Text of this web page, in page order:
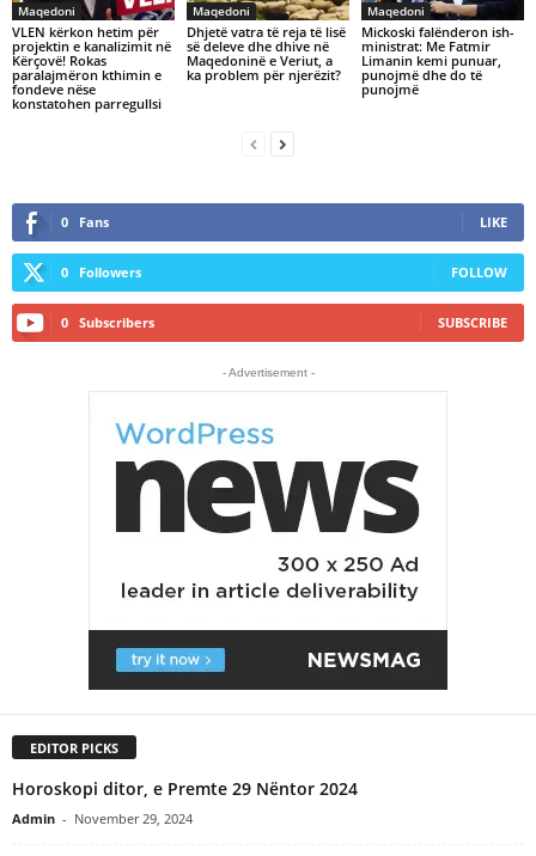
Maqedoni
VLEN kërkon hetim për
projektin e kanalizimit në
Kërçovë! Rokas
paralajmëron kthimin e
fondeve nëse
konstatohen parregullsi
Maqedoni
Dhjetë vatra të reja të lisë
së deleve dhe dhive në
Maqedoninë e Veriut, a
ka problem për njerëzit?
Maqedoni
Mickoski falënderon ish-
ministrat: Me Fatmir
Limanin kemi punuar,
punojmë dhe do të
punojmë
0 Fans LIKE
0 Followers FOLLOW
0 Subscribers SUBSCRIBE
- Advertisement -
EDITOR PICKS
Horoskopi ditor, e Premte 29 Nëntor 2024
Admin - November 29, 2024